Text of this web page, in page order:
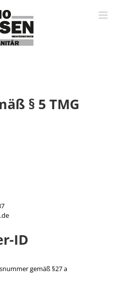
§ 5 TMG
ID
gemäß §27 a